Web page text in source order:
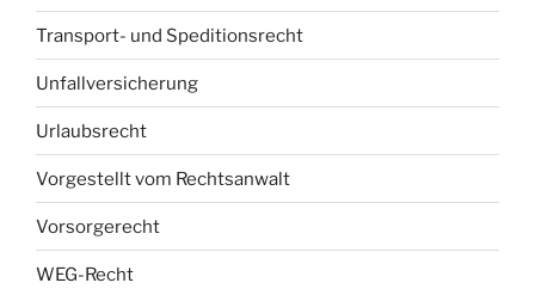
Transport- und Speditionsrecht
Unfallversicherung
Urlaubsrecht
Vorgestellt vom Rechtsanwalt
Vorsorgerecht
WEG-Recht